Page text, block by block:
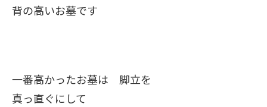
背の高いお墓です
一番高かったお墓は 脚立を
真っ直ぐにして